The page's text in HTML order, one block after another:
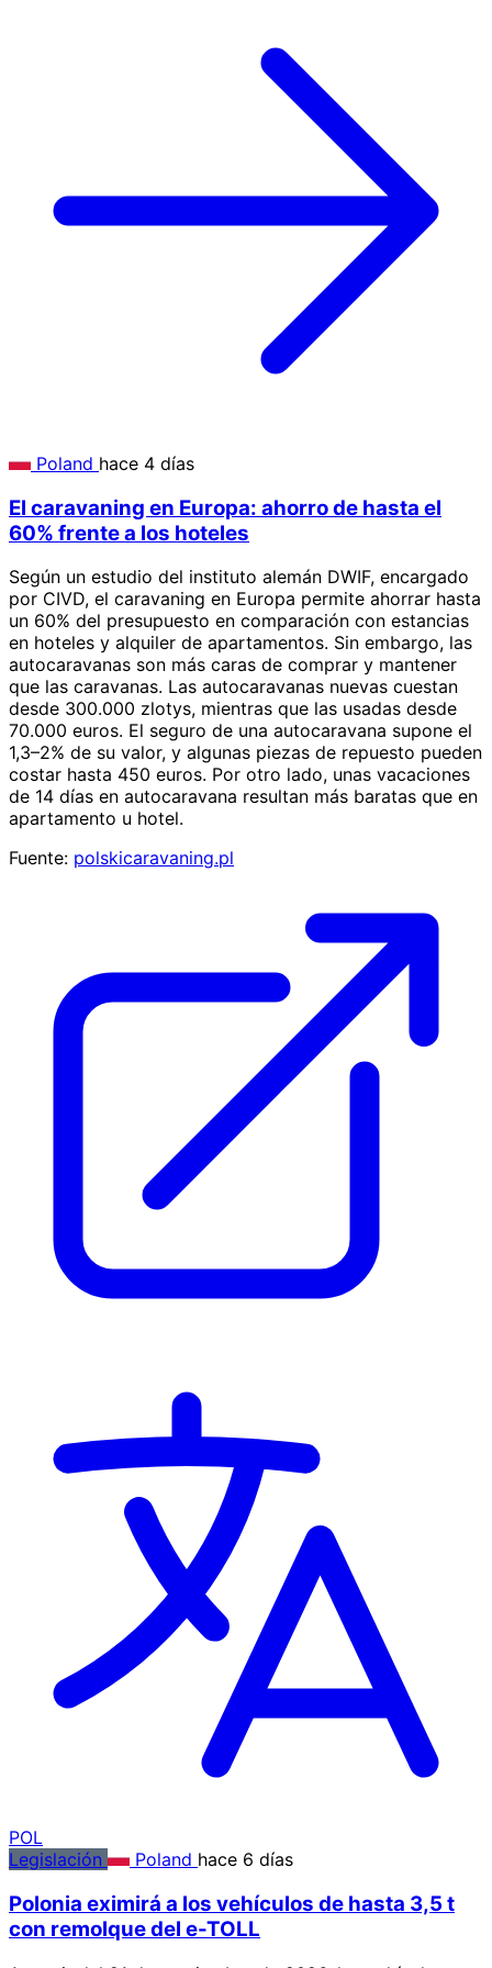
Poland hace 4 días
El caravaning en Europa: ahorro de hasta el
60% frente a los hoteles
Según un estudio del instituto alemán DWIF, encargado
por CIVD, el caravaning en Europa permite ahorrar hasta
un 60% del presupuesto en comparación con estancias
en hoteles y alquiler de apartamentos. Sin embargo, las
autocaravanas son más caras de comprar y mantener
que las caravanas. Las autocaravanas nuevas cuestan
desde 300.000 zlotys, mientras que las usadas desde
70.000 euros. El seguro de una autocaravana supone el
1,3–2% de su valor, y algunas piezas de repuesto pueden
costar hasta 450 euros. Por otro lado, unas vacaciones
de 14 días en autocaravana resultan más baratas que en
apartamento u hotel.
Fuente: polskicaravaning.pl
POL
Legislación
Poland hace 6 días
Polonia eximirá a los vehículos de hasta 3,5 t
con remolque del e-TOLL